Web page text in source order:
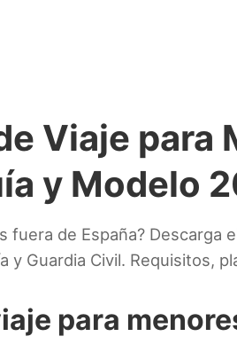
Viaje para
y Modelo
fuera de España? Descarga
y Guardia Civil. Requisitos,
para